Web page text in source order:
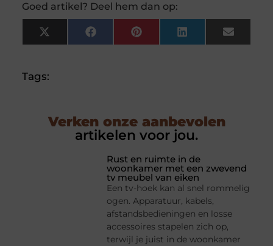
Goed artikel? Deel hem dan op:
X
(Twitter)
FacebookPinterestLinkedInEmail
Tags:
Verken onze aanbevolen
artikelen voor jou.
Rust en ruimte in de
woonkamer met een zwevend
tv meubel van eiken
Een tv-hoek kan al snel rommelig
ogen. Apparatuur, kabels,
afstandsbedieningen en losse
accessoires stapelen zich op,
terwijl je juist in de woonkamer